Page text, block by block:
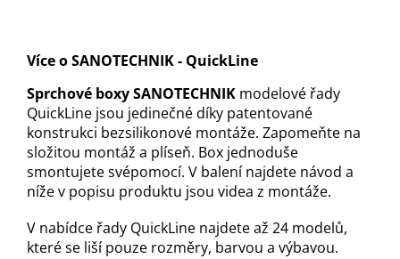
Více o SANOTECHNIK - QuickLine
Sprchové boxy SANOTECHNIK modelové řady
QuickLine jsou jedinečné díky patentované
konstrukci bezsilikonové montáže. Zapomeňte na
složitou montáž a plíseň. Box jednoduše
smontujete svépomocí. V balení najdete návod a
níže v popisu produktu jsou videa z montáže.
V nabídce řady QuickLine najdete až 24 modelů,
které se liší pouze rozměry, barvou a výbavou.